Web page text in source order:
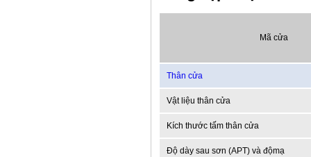
Mã cửa
Thân cửa
Vật liệu thân cửa
Kích thước tấm thân cửa
Độ dày sau sơn (APT) và độmạ